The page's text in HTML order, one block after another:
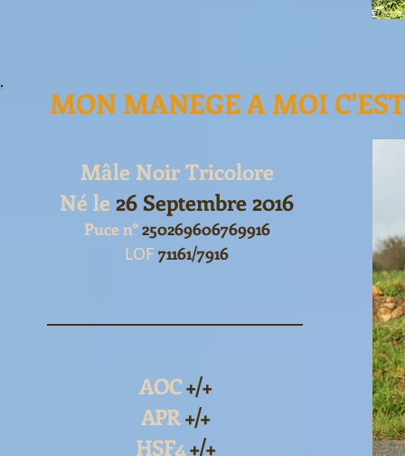
MON MANEGE A MOI
Mâle Noir Tricolore
Né le26 Septembre 2016
Puce n°250269606769916
LOF71161/7916
AOC+/+
APR+/+
HSF4+/+